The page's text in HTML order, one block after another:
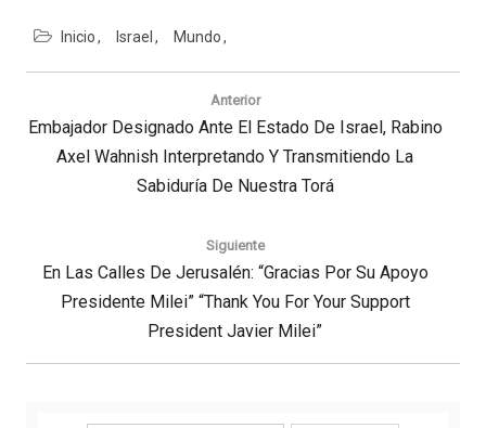
Inicio Israel Mundo
Navegación
entradas
Anterior
Previous
Post:
Embajador Designado Ante El Estado De Israel, Rabino
Axel Wahnish Interpretando Y Transmitiendo La
Sabiduría De Nuestra Torá
Siguiente
Next
Post:
En Las Calles De Jerusalén: “Gracias Por Su Apoyo
Presidente Milei” “Thank You For Your Support
President Javier Milei”